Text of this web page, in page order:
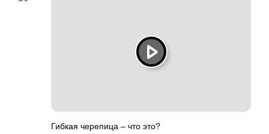
Гибкая черепица – что это?